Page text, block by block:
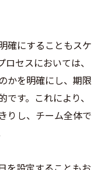
確にすることもスケ
セスにおいては、
かを明確にし、期限
す。これにより、
りし、チーム全体で